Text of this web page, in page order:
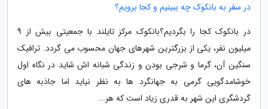
در سفر به بانکوک چه ببینیم و کجا برویم؟
در بانکوک کجا را بگردیم؟بانکوک مرکز تایلند با جمعیتی بیش از 9
میلیون نفر، یکی از بزرگترین شهرهای جهان محسوب می گردد. ترافیک
سنگین آن، گرما و شرجی بودن و زندگی شبانه اش شاید در نگاه اول
خوشامدگویی گرمی به جهانگرد ها به نظر نیاید اما جاذبه های
گردشگری این شهر به قدری زیاد است که هر...